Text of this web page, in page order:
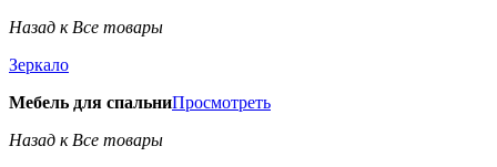
Назад к Все товары
Зеркало
Мебель для спальниПросмотреть
Назад к Все товары